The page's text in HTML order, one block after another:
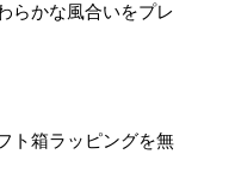
らかな風合いをプレ
ト箱ラッピングを無